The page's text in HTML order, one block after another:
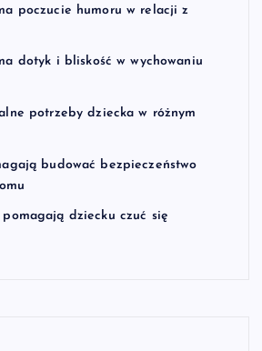
poczucie humoru w relacji z
dotyk i bliskość w wychowaniu
potrzeby dziecka w różnym
budować bezpieczeństwo
dziecku czuć się